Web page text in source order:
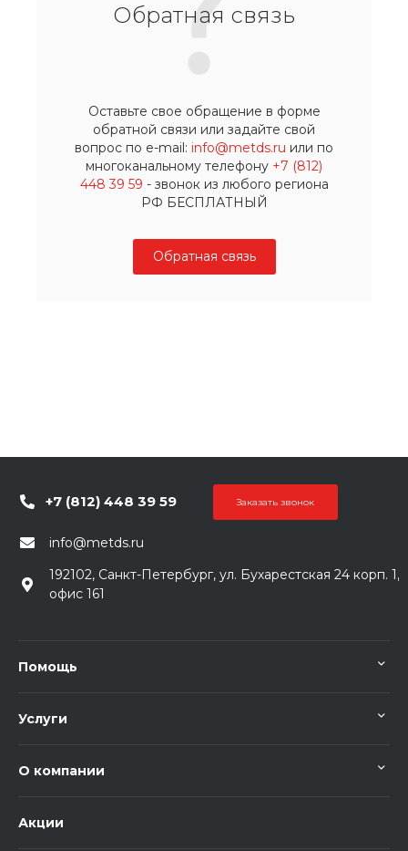
Обратная связь
Оставьте свое обращение в форме
обратной связи или задайте свой
вопрос по e-mail: info@metds.ru или по
многоканальному телефону +7 (812)
448 39 59 - звонок из любого региона
РФ БЕСПЛАТНЫЙ
Обратная связь
+7 (812) 448 39 59 Заказать звонок
info@metds.ru
192102, Санкт-Петербург, ул. Бухарестская 24 корп. 1,
офис 161
Помощь
Услуги
О компании
Акции